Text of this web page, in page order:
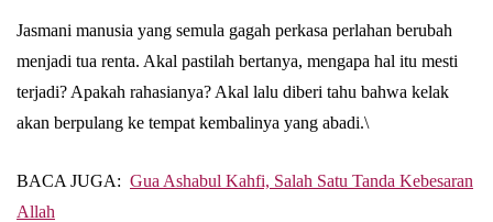
Jasmani manusia yang semula gagah perkasa perlahan berubah
menjadi tua renta. Akal pastilah bertanya, mengapa hal itu mesti
terjadi? Apakah rahasianya? Akal lalu diberi tahu bahwa kelak
akan berpulang ke tempat kembalinya yang abadi.\
BACA JUGA: Gua Ashabul Kahfi, Salah Satu Tanda Kebesaran
Allah